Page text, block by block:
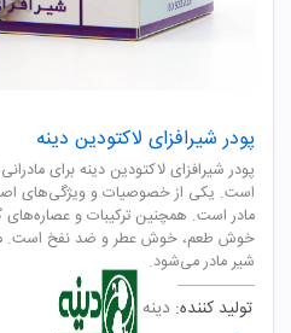
پودر شیرافزای لاکتودین دینه
پودر شیرافزای لاکتودین دینه برای
است. یکی از خصوصیات و ویژگی‌های
مادر است. همچنین ترکیبات و عصاره‌های
خوش طعم، خوش عطر و ضد نفخ است.
شیر مادر می‌شود.
تولید کننده: دینه